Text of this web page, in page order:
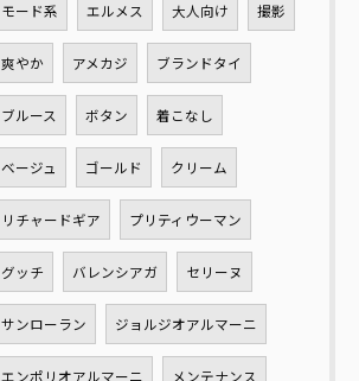
モード系 エルメス 大人向け 撮影
爽やか アメカジ ブランドタイ
ブルース ボタン 着こなし
ベージュ ゴールド クリーム
リチャードギア プリティウーマン
グッチ バレンシアガ セリーヌ
サンローラン ジョルジオアルマーニ
エンポリオアルマーニ メンテナンス